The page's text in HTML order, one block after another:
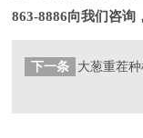
863-8886向我们咨询
下一条